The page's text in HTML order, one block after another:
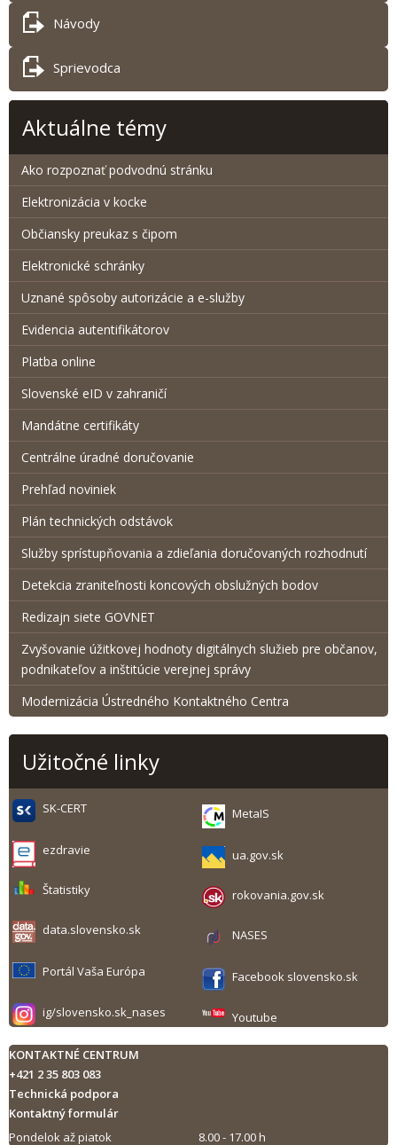
Návody
Sprievodca
Aktuálne témy
Ako rozpoznať podvodnú stránku
Elektronizácia v kocke
Občiansky preukaz s čipom
Elektronické schránky
Uznané spôsoby autorizácie a e-služby
Evidencia autentifikátorov
Platba online
Slovenské eID v zahraničí
Mandátne certifikáty
Centrálne úradné doručovanie
Prehľad noviniek
Plán technických odstávok
Služby sprístupňovania a zdieľania doručovaných rozhodnutí
Detekcia zraniteľnosti koncových obslužných bodov
Redizajn siete GOVNET
Zvyšovanie úžitkovej hodnoty digitálnych služieb pre občanov,
podnikateľov a inštitúcie verejnej správy
Modernizácia Ústredného Kontaktného Centra
Užitočné linky
SK-CERT MetaIS
ezdravie ua.gov.sk
Štatistiky rokovania.gov.sk
data.slovensko.sk NASES
Portál Vaša Európa Facebook slovensko.sk
ig/slovensko.sk_nases Youtube
KONTAKTNÉ CENTRUM
+421 2 35 803 083
Technická podpora
Kontaktný formulár
Pondelok až piatok
8.00 - 17.00 h